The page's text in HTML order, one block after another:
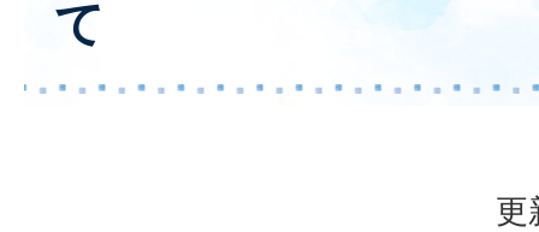
て
更